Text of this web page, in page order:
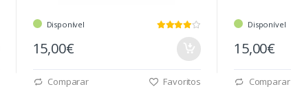
Disponível
15,00€
Comparar Favoritos
Disponível
15,00€
Comparar